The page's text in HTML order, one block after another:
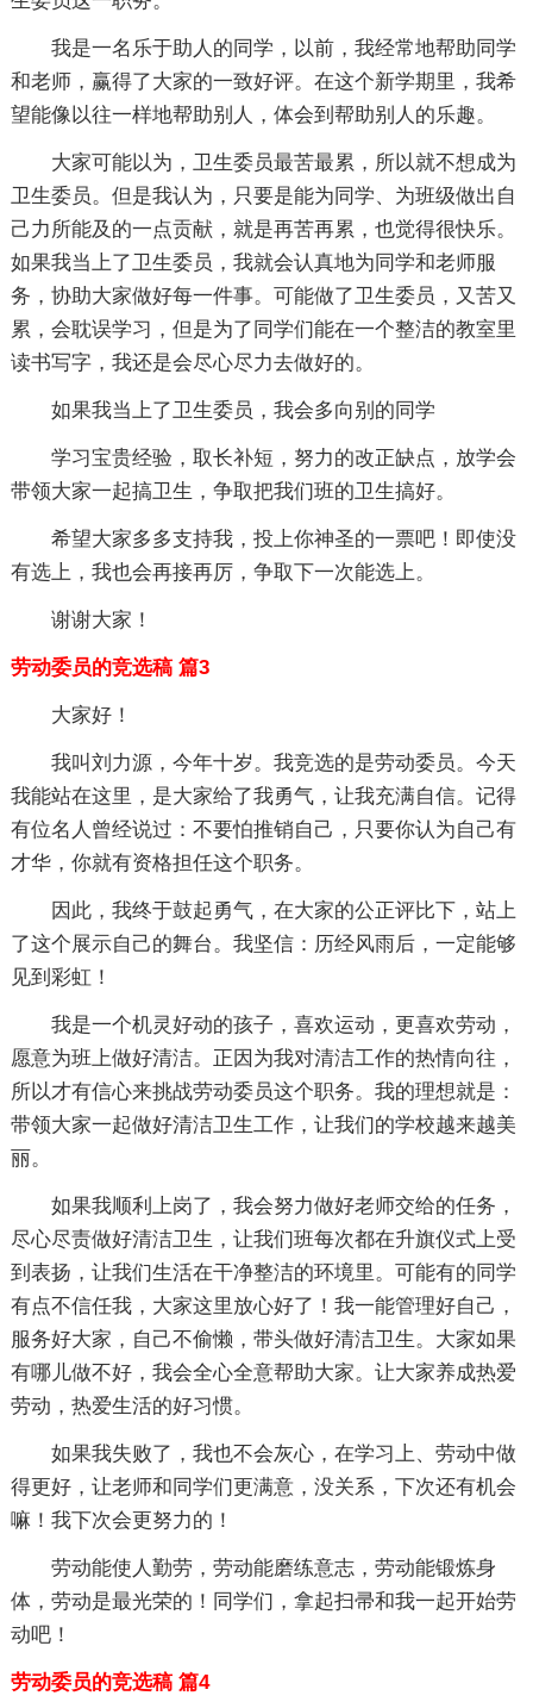
我是一名乐于助人的同学，以前，我经常地帮助同学
和老师，赢得了大家的一致好评。在这个新学期里，我希
望能像以往一样地帮助别人，体会到帮助别人的乐趣。
大家可能以为，卫生委员最苦最累，所以就不想成为
卫生委员。但是我认为，只要是能为同学、为班级做出自
己力所能及的一点贡献，就是再苦再累，也觉得很快乐。
如果我当上了卫生委员，我就会认真地为同学和老师服
务，协助大家做好每一件事。可能做了卫生委员，又苦又
累，会耽误学习，但是为了同学们能在一个整洁的教室里
读书写字，我还是会尽心尽力去做好的。
如果我当上了卫生委员，我会多向别的同学
学习宝贵经验，取长补短，努力的改正缺点，放学会
带领大家一起搞卫生，争取把我们班的卫生搞好。
希望大家多多支持我，投上你神圣的一票吧！即使没
有选上，我也会再接再厉，争取下一次能选上。
谢谢大家！
劳动委员的竞选稿 篇3
大家好！
我叫刘力源，今年十岁。我竞选的是劳动委员。今天
我能站在这里，是大家给了我勇气，让我充满自信。记得
有位名人曾经说过：不要怕推销自己，只要你认为自己有
才华，你就有资格担任这个职务。
因此，我终于鼓起勇气，在大家的公正评比下，站上
了这个展示自己的舞台。我坚信：历经风雨后，一定能够
见到彩虹！
我是一个机灵好动的孩子，喜欢运动，更喜欢劳动，
愿意为班上做好清洁。正因为我对清洁工作的热情向往，
所以才有信心来挑战劳动委员这个职务。我的理想就是：
带领大家一起做好清洁卫生工作，让我们的学校越来越美
丽。
如果我顺利上岗了，我会努力做好老师交给的任务，
尽心尽责做好清洁卫生，让我们班每次都在升旗仪式上受
到表扬，让我们生活在干净整洁的环境里。可能有的同学
有点不信任我，大家这里放心好了！我一能管理好自己，
服务好大家，自己不偷懒，带头做好清洁卫生。大家如果
有哪儿做不好，我会全心全意帮助大家。让大家养成热爱
劳动，热爱生活的好习惯。
如果我失败了，我也不会灰心，在学习上、劳动中做
得更好，让老师和同学们更满意，没关系，下次还有机会
嘛！我下次会更努力的！
劳动能使人勤劳，劳动能磨练意志，劳动能锻炼身
体，劳动是最光荣的！同学们，拿起扫帚和我一起开始劳
动吧！
劳动委员的竞选稿 篇4